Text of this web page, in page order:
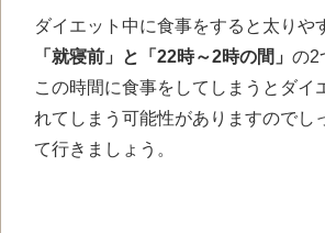
ダイエット中に食事をすると太りや
「就寝前」と「22時～2時の間」 の2
この時間に食事をしてしまうとダイ
れてしまう可能性がありますのでし
て行きましょう。